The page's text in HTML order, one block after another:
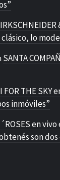
lo
SANTA
FOR THE SKY
inmóviles”
en
son